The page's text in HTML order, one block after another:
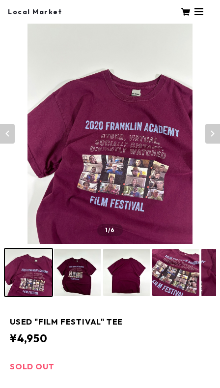
Local Market
1/6
USED "FILM FESTIVAL" TEE
¥4,950
SOLD OUT